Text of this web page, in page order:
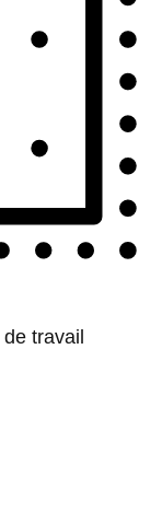
travail